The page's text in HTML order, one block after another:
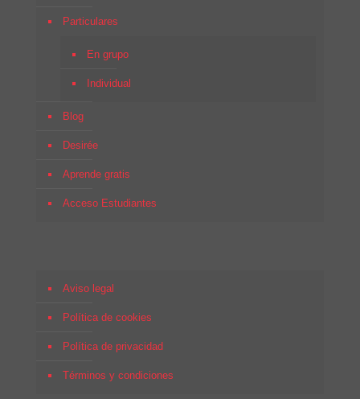
Particulares
En grupo
Individual
Blog
Desirée
Aprende gratis
Acceso Estudiantes
Aviso legal
Política de cookies
Política de privacidad
Términos y condiciones